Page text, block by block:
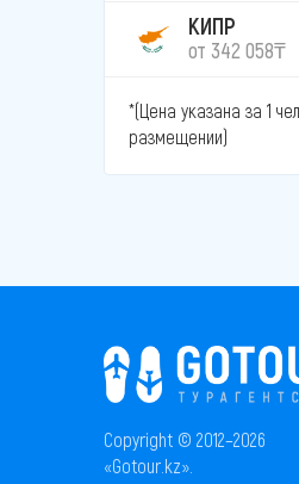
КИПР
от 342 058₸
*(Цена указана за 1
размещении)
Copyright © 2012–2026
«Gotour.kz».